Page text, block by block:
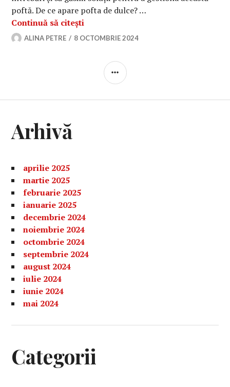
poftă. De ce apare pofta de dulce? …
Continuă să citești
ALINA PETRE 8 OCTOMBRIE 2024
BARĂ
Arhivă
aprilie 2025
martie 2025
februarie 2025
ianuarie 2025
decembrie 2024
noiembrie 2024
octombrie 2024
septembrie 2024
august 2024
iulie 2024
iunie 2024
mai 2024
Categorii